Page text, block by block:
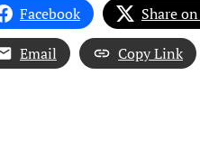
Facebook Share
Email
Copy Link